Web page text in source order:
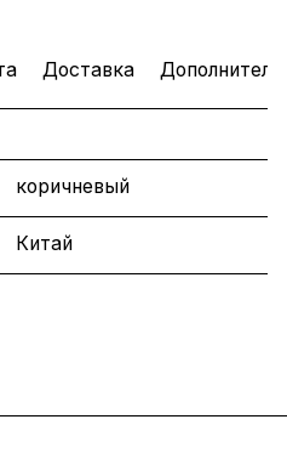
Доставка
коричневый
Китай